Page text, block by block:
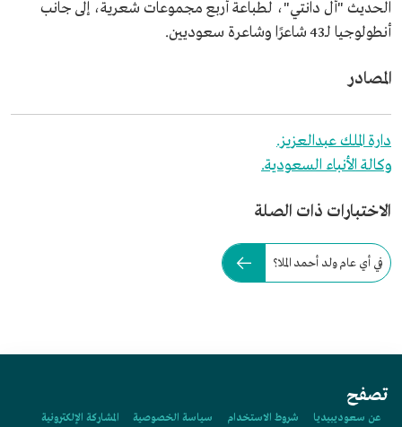
الحديث "أل دانتي"، لطباعة أربع مجموعات شعرية، إلى جانب
أنطولوجيا لـ43 شاعرًا وشاعرة سعوديين.‏‏‏
المصادر
دارة الملك عبدالعزيز.
وكالة الأنباء السعودية.
الاختبارات ذات الصلة
في أي عام ولد أحمد الملا؟
تصفح
عن سعوديبيديا شروط الاستخدام سياسة الخصوصية
المشاركة الإلكترونية